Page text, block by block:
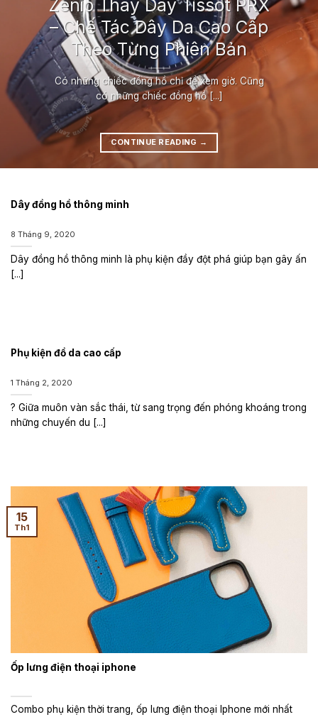
Zenio Thay Dây Tissot PRX
– Chế Tác Dây Da Cao Cấp
Theo Từng Phiên Bản
Có những chiếc đồng hồ chỉ để xem giờ. Cũng
có những chiếc đồng hồ [...]
CONTINUE READING →
Dây đồng hồ thông minh
8 Tháng 9, 2020
Dây đồng hồ thông minh là phụ kiện đầy đột phá giúp bạn gây ấn
[...]
Phụ kiện đồ da cao cấp
1 Tháng 2, 2020
? Giữa muôn vàn sắc thái, từ sang trọng đến phóng khoáng trong
những chuyến du [...]
Ốp lưng điện thoại iphone
Combo phụ kiện thời trang, ốp lưng điện thoại Iphone mới nhất
15
Th1